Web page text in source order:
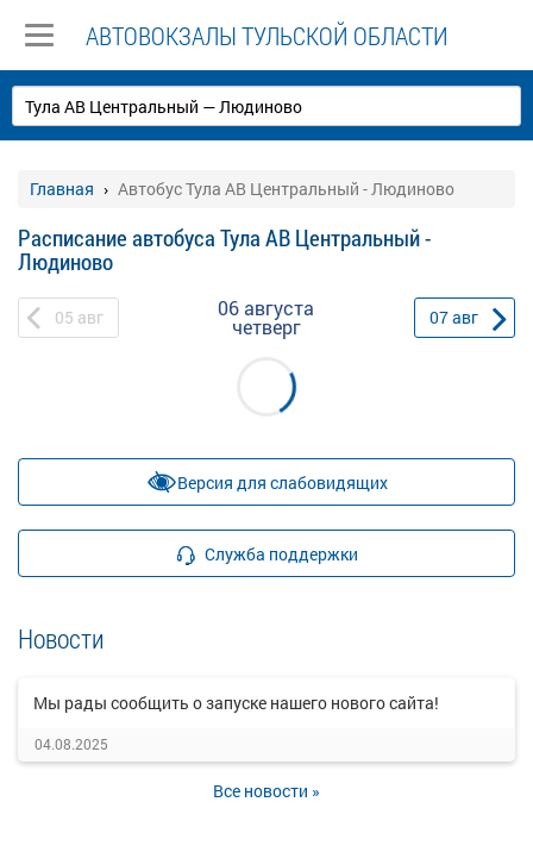
АВТОВОКЗАЛЫ ТУЛЬСКОЙ ОБЛАСТИ
Главная Автобус Тула АВ Центральный - Людиново
Расписание автобуса Тула АВ Центральный -
Людиново
05 авг 06 августа
четверг 07авг
Версия для слабовидящих
Служба поддержки
Новости
Мы рады сообщить о запуске нашего нового сайта!
04.08.2025
Все новости »